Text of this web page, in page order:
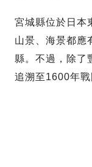
宮城縣位於日本
山景、海景都應
縣。不過，除了
追溯至1600年